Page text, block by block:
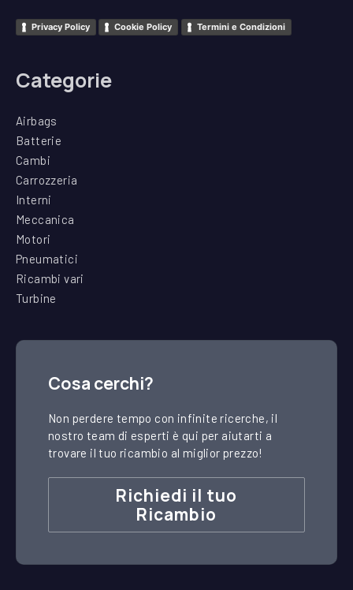
Privacy Policy Cookie Policy Termini e Condizioni
Categorie
Airbags
Batterie
Cambi
Carrozzeria
Interni
Meccanica
Motori
Pneumatici
Ricambi vari
Turbine
Cosa cerchi?
Non perdere tempo con infinite ricerche, il
nostro team di esperti è qui per aiutarti a
trovare il tuo ricambio al miglior prezzo!
Richiedi il tuo
Ricambio